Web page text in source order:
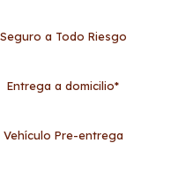
Seguro a Todo Riesgo
Entrega a domicilio*
Vehículo Pre-entrega